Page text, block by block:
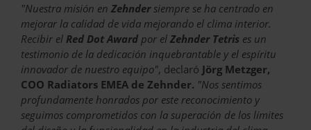
"Nuestra misión en Zehndersiempre se ha centrado en
mejorar la calidad de vida mejorando el clima interior.
Recibir el Red Dot Award por el Zehnder Tetris es un
testimonio de la dedicación inquebrantable y el espíritu
innovador de nuestro equipo", declaró Jörg Metzger,
COO Radiators EMEA de Zehnder. "Nos sentimos
profundamente honrados por este reconocimiento y
seguimos comprometidos con la superación de los límites